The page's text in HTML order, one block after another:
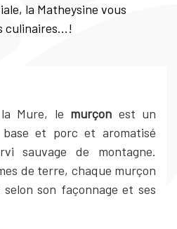
la Matheysine vous
culinaires...!
Mure, le murçon est un
et porc et aromatisé
sauvage de montagne.
de terre, chaque murçon
son façonnage et ses